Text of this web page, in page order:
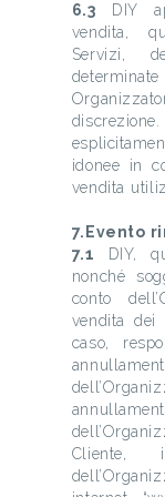
6.3 DIY
vendita,
Servizi,
idonee in
vendita
7.Evento
7.1 DIY,
nonché
conto
vendita
caso,